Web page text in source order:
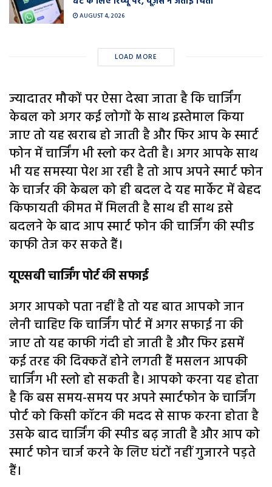
AUGUST 4, 2026
LOAD MORE
ज्यादातर मौकों पर ऐसा देखा जाता है कि चार्जिंग
केबल को अगर कई लोगों के साथ इस्तेमाल किया
जाए तो यह खराब हो जाती है और फिर आप के स्मार्ट
फोन में चार्जिंग भी स्लो कर देती है। अगर आपके साथ
भी यह समस्या पेश आ रही है तो आप अपने स्मार्ट फोन
के चार्जर की केबल को ही बदल दे यह मार्केट में बेहद
किफायती कीमत में मिलती है साथ ही साथ इसे
बदलने के बाद आप स्मार्ट फोन की चार्जिंग की स्पीड
काफी तेज कर सकते हैं।
यूएसबी चार्जिंग पोर्ट की सफाई
अगर आपको पता नहीं है तो यह बात आपको जान
लेनी चाहिए कि चार्जिंग पोर्ट में अगर सफाई ना की
जाए तो यह काफी गंदी हो जाती है और फिर इसमें
कई तरह की दिक्कतें होने लगती हैं मसलन आपकी
चार्जिंग भी स्लो हो सकती है। आपको करना यह होता
है कि बस समय-समय पर अपने स्मार्टफोन के चार्जिंग
पोर्ट को किसी कॉटन की मदद से साफ करना होता है
उसके बाद चार्जिंग की स्पीड बढ़ जाती है और आप को
स्मार्ट फोन चार्ज करने के लिए घंटों नहीं गुजारने पड़ते
हैं।